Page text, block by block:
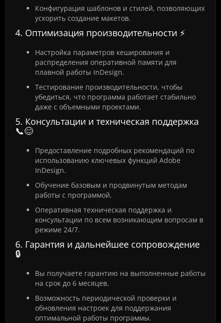
Конфигурация шаблонов и стилей, позволяющих
ускорить создание макетов.
4. Оптимизация производительности ⚡
Настройка параметров кеширования и
распределения оперативной памяти для
плавной работы InDesign.
Тестирование производительности, чтобы
убедиться, что программа работает стабильно
даже с объемными проектами.
5. Консультации и техническая поддержка
📞😊
Предоставление подробных рекомендаций по
использованию ключевых функций Adobe
InDesign.
Обучение базовым и продвинутым методам
работы с программой.
Оперативная техническая поддержка и
консультации по всем возникающим вопросам в
режиме 24/7.
6. Гарантия и дальнейшее сопровождение
🔒
Вы получаете гарантию на выполненные работы
на срок до 6 месяцев.
Возможность периодической проверки и
обновления настроек для поддержания
оптимальной работы программы.